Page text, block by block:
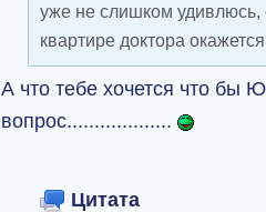
уже не слишком удивлюсь,
квартире доктора
А что тебе хочется что бы
вопрос...................
Цитата